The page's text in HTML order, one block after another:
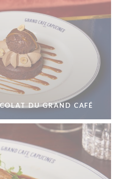
DU GRAND CAFÉ